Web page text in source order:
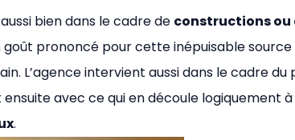
bien dans le cadre de constructions ou
goût prononcé pour cette inépuisable source
L’agence intervient aussi dans le cadre du
avec ce qui en découle logiquement
.